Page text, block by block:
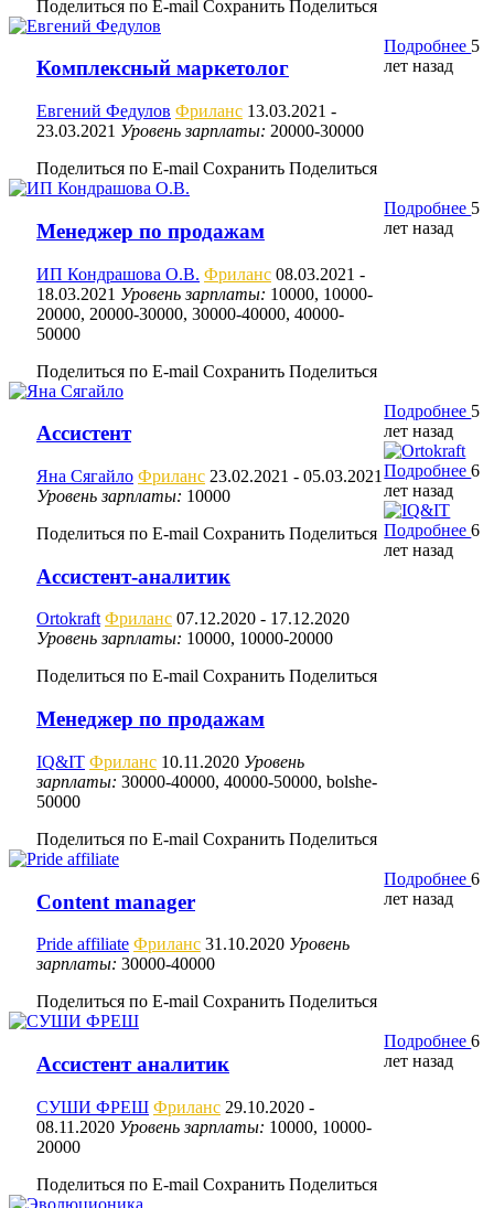
Поделиться по E-mail Сохранить Поделиться
Комплексный маркетолог
Евгений Федулов Фриланс 13.03.2021 -
23.03.2021 Уровень зарплаты: 20000-30000
Поделиться по E-mail Сохранить Поделиться
Подробнее 5
лет назад
Менеджер по продажам
ИП Кондрашова О.В. Фриланс 08.03.2021 -
18.03.2021 Уровень зарплаты: 10000, 10000-
20000, 20000-30000, 30000-40000, 40000-
50000
Поделиться по E-mail Сохранить Поделиться
Подробнее 5
лет назад
Ассистент
Яна Сягайло Фриланс 23.02.2021 - 05.03.2021
Уровень зарплаты: 10000
Поделиться по E-mail Сохранить Поделиться
Подробнее 5
лет назад
Ассистент-аналитик
Ortokraft Фриланс 07.12.2020 - 17.12.2020
Уровень зарплаты: 10000, 10000-20000
Поделиться по E-mail Сохранить Поделиться
Подробнее6
лет назад
Менеджер по продажам
IQ&IT Фриланс 10.11.2020 Уровень
зарплаты: 30000-40000, 40000-50000, bolshe-
50000
Поделиться по E-mail Сохранить Поделиться
Подробнее6
лет назад
Content manager
Pride affiliate Фриланс 31.10.2020 Уровень
зарплаты: 30000-40000
Поделиться по E-mail Сохранить Поделиться
Подробнее6
лет назад
Ассистент аналитик
СУШИ ФРЕШ Фриланс 29.10.2020 -
08.11.2020 Уровень зарплаты: 10000, 10000-
20000
Поделиться по E-mail Сохранить Поделиться
Подробнее6
лет назад